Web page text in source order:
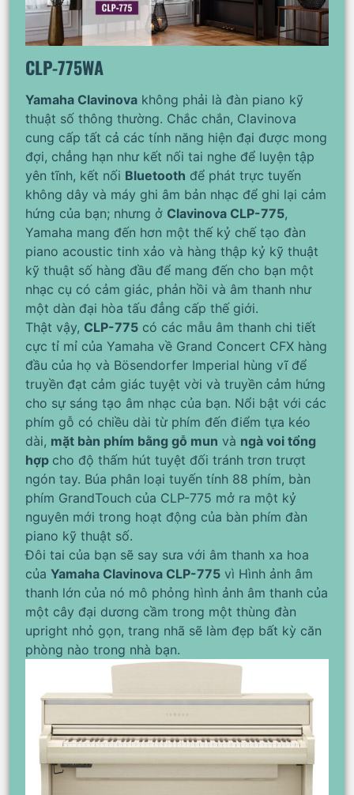
CLP-775WA
Yamaha Clavinova không phải là đàn piano kỹ
thuật số thông thường. Chắc chắn, Clavinova
cung cấp tất cả các tính năng hiện đại được mong
đợi, chẳng hạn như kết nối tai nghe để luyện tập
yên tĩnh, kết nối Bluetooth để phát trực tuyến
không dây và máy ghi âm bản nhạc để ghi lại cảm
hứng của bạn; nhưng ở Clavinova CLP-775,
Yamaha mang đến hơn một thế kỷ chế tạo đàn
piano acoustic tinh xảo và hàng thập kỷ kỹ thuật
kỹ thuật số hàng đầu để mang đến cho bạn một
nhạc cụ có cảm giác, phản hồi và âm thanh như
một dàn đại hòa tấu đẳng cấp thế giới.
Thật vậy, CLP-775 có các mẫu âm thanh chi tiết
cực tỉ mỉ của Yamaha về Grand Concert CFX hàng
đầu của họ và Bösendorfer Imperial hùng vĩ để
truyền đạt cảm giác tuyệt vời và truyền cảm hứng
cho sự sáng tạo âm nhạc của bạn. Nổi bật với các
phím gỗ có chiều dài từ phím đến điểm tựa kéo
dài, mặt bàn phím bằng gỗ mun và ngà voi tổng
hợp cho độ thấm hút tuyệt đối tránh trơn trượt
ngón tay. Búa phân loại tuyến tính 88 phím, bàn
phím GrandTouch của CLP-775 mở ra một kỷ
nguyên mới trong hoạt động của bàn phím đàn
piano kỹ thuật số.
Đôi tai của bạn sẽ say sưa với âm thanh xa hoa
của Yamaha Clavinova CLP-775 vì Hình ảnh âm
thanh lớn của nó mô phỏng hình ảnh âm thanh của
một cây đại dương cầm trong một thùng đàn
upright nhỏ gọn, trang nhã sẽ làm đẹp bất kỳ căn
phòng nào trong nhà bạn.